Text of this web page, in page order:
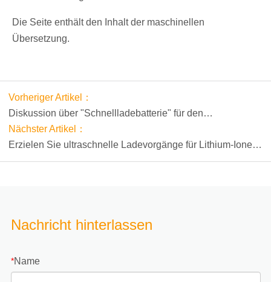
Die Seite enthält den Inhalt der maschinellen
Übersetzung.
Vorheriger Artikel：
Diskussion über "Schnellladebatterie" für den
Schmerzpunkt eines Fahrzeugs mit neuer Energie
Nächster Artikel：
Erzielen Sie ultraschnelle Ladevorgänge für Lithium-Ionen-
Akkus
Nachricht hinterlassen
*Name